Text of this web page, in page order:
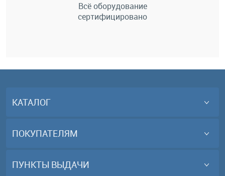
Всё оборудование
сертифицировано
КАТАЛОГ
ПОКУПАТЕЛЯМ
ПУНКТЫ ВЫДАЧИ